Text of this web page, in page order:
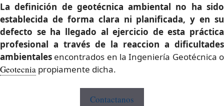
La definición de geotécnica ambiental no ha sido
establecida de forma clara ni planificada, y en su
defecto se ha llegado al ejercicio de esta práctica
profesional a través de la reaccion a dificultades
ambientales encontrados en la Ingeniería Geotécnica o
Geotecnia propiamente dicha.
Contactanos